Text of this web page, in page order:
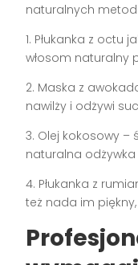
naturalnych metod:
1. Płukanka z octu
włosom naturalny
2. Maska z
nawilży i odżywi
3. Olej kokosowy –
naturalna odżywka
4. Płukanka z
też nada im